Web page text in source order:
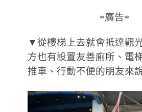
=廣告=
▼從樓梯上去就會抵達觀
方也有設置友善廁所、電
推車、行動不便的朋友來